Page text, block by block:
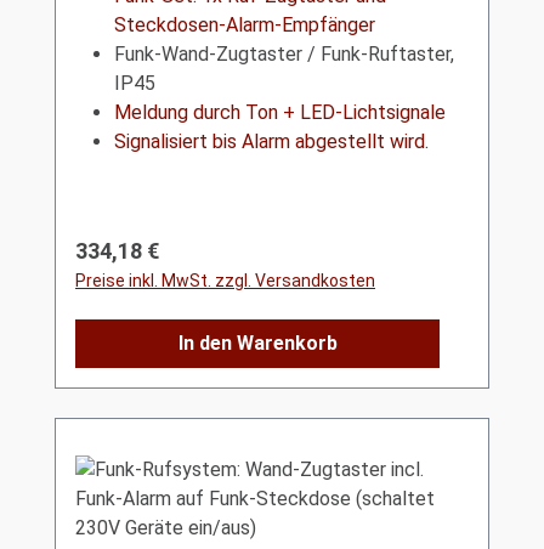
Steckdosen-Alarm-Empfänger
Funk-Wand-Zugtaster / Funk-Ruftaster,
IP45
Meldung durch Ton + LED-Lichtsignale
Signalisiert bis Alarm abgestellt wird.
Regulärer Preis:
334,18 €
Preise inkl. MwSt. zzgl. Versandkosten
In den Warenkorb